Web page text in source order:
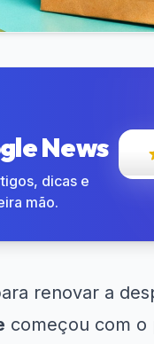
News
dicas e
mão.
renovar a
começou com o